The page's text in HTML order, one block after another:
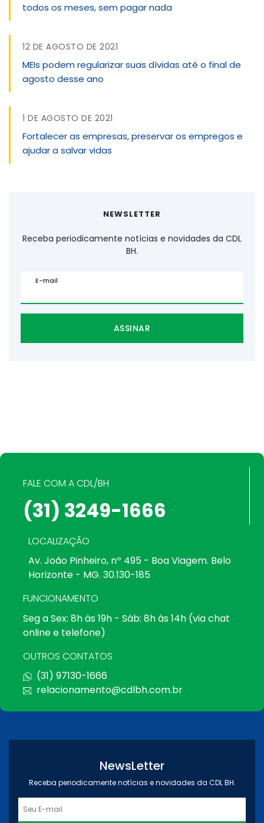
todos os meses, sem pagar nada
12 DE AGOSTO DE 2021
MEIs podem regularizar suas dívidas até o final de
agosto desse ano
1 DE AGOSTO DE 2021
Fortalecer as empresas, preservar os empregos e
ajudar a salvar vidas
NEWSLETTER
Receba periodicamente notícias e novidades da CDL
BH.
E-mail
ASSINAR
FALE COM A CDL/BH
(31) 3249-1666
LOCALIZAÇÃO
Av. João Pinheiro, nº 495 - Boa Viagem. Belo
Horizonte - MG. 30.130-185
FUNCIONAMENTO
Seg a Sex: 8h às 19h - Sáb: 8h às 14h (via chat
online e telefone)
OUTROS CONTATOS
(31) 97130-1666
relacionamento@cdlbh.com.br
NewsLetter
Receba periodicamente notícias e novidades da CDL BH.